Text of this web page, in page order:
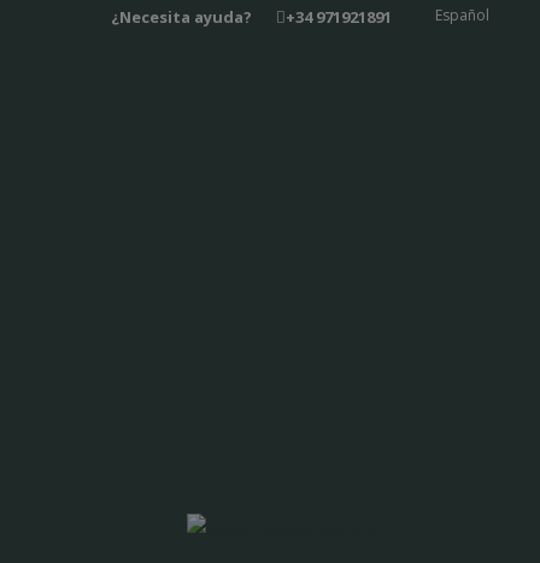
¿Necesita ayuda? +34 971921891 Español